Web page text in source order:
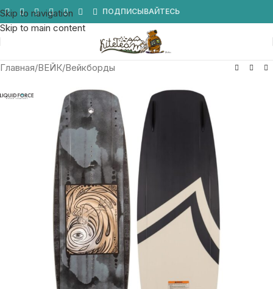
Skip to navigation
Skip to main content
ПОДПИСЫВАЙТЕСЬ
Главная/ВЕЙК/Вейкборды